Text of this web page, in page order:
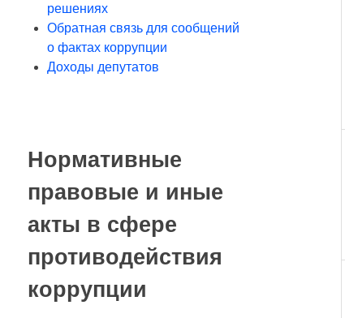
решениях
Обратная связь для сообщений
о фактах коррупции
Доходы депутатов
Нормативные
правовые и иные
акты в сфере
противодействия
коррупции